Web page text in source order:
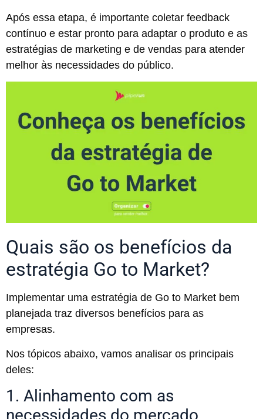
Após essa etapa, é importante coletar feedback
contínuo e estar pronto para adaptar o produto e as
estratégias de marketing e de vendas para atender
melhor às necessidades do público.
Quais são os benefícios da
estratégia Go to Market?
Implementar uma estratégia de Go to Market bem
planejada traz diversos benefícios para as
empresas.
Nos tópicos abaixo, vamos analisar os principais
deles:
1. Alinhamento com as